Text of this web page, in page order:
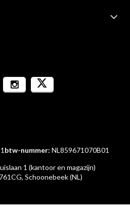
1 (kantoor en magazijn)
Schoonebeek (NL)
btw-nummer: NL859671070B01